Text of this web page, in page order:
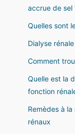
accrue de sel
Quelles sont
Dialyse
Comment
Quelle est la
fonction
Remèdes à
rénaux